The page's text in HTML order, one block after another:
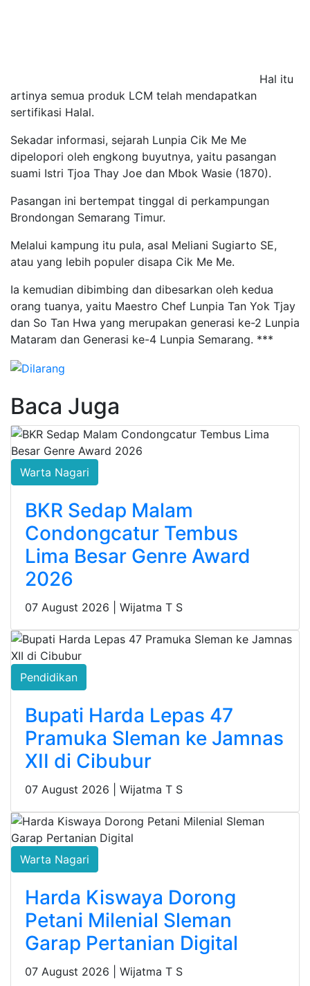
Hal itu
artinya semua produk LCM telah mendapatkan
sertifikasi Halal.
Sekadar informasi, sejarah Lunpia Cik Me Me
dipelopori oleh engkong buyutnya, yaitu pasangan
suami Istri Tjoa Thay Joe dan Mbok Wasie (1870).
Pasangan ini bertempat tinggal di perkampungan
Brondongan Semarang Timur.
Melalui kampung itu pula, asal Meliani Sugiarto SE,
atau yang lebih populer disapa Cik Me Me.
Ia kemudian dibimbing dan dibesarkan oleh kedua
orang tuanya, yaitu Maestro Chef Lunpia Tan Yok Tjay
dan So Tan Hwa yang merupakan generasi ke-2 Lunpia
Mataram dan Generasi ke-4 Lunpia Semarang. ***
Baca Juga
Warta Nagari
BKR Sedap Malam
Condongcatur Tembus
Lima Besar Genre Award
2026
07 August 2026 | Wijatma T S
Pendidikan
Bupati Harda Lepas 47
Pramuka Sleman ke Jamnas
XII di Cibubur
07 August 2026 | Wijatma T S
Warta Nagari
Harda Kiswaya Dorong
Petani Milenial Sleman
Garap Pertanian Digital
07 August 2026 | Wijatma T S